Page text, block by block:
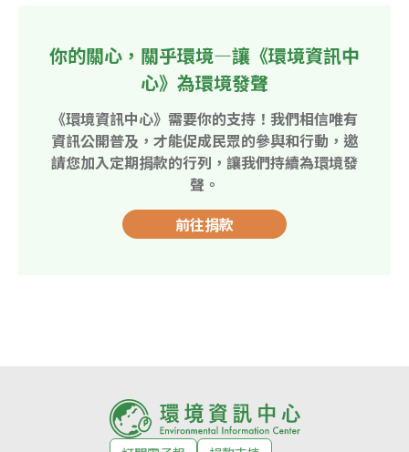
你的關心，關乎環境—讓《環境資訊中
心》為環境發聲
《環境資訊中心》需要你的支持！我們相信唯有
資訊公開普及，才能促成民眾的參與和行動，邀
請您加入定期捐款的行列，讓我們持續為環境發
聲。
前往捐款